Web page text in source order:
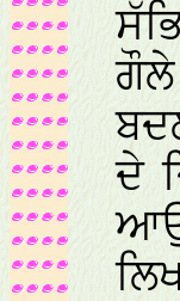
ਗੌਲੇ
ਦੇ